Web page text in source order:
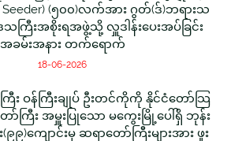
(၅၀၀)လက်အား ဂွတ်(ဒ်)ဘရားသ
သကြီးအစိုးရအဖွဲ့သို့ လှူဒါန်းပေးအပ်ခြင်း
အခမ်းအနား တက်ရောက်
18-06-2026
း ဝန်ကြီးချုပ် ဦးတင်ကိုကို နိုင်ငံတော်သြ
ာ်ကြီး အမှူးပြုသော မကွေးမြို့ပေါ်ရှိ ဘုန်း
၉၉)ကျောင်းမှ ဆရာတော်ကြီးများအား ဖူး